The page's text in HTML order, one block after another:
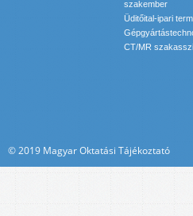
szakember
Üditőital-ipari
CT/MR
© 2019 Magyar Oktatási